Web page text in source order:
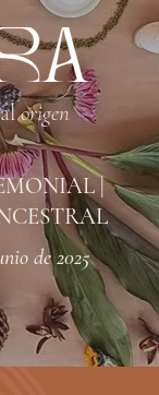
origen
|
de 2025